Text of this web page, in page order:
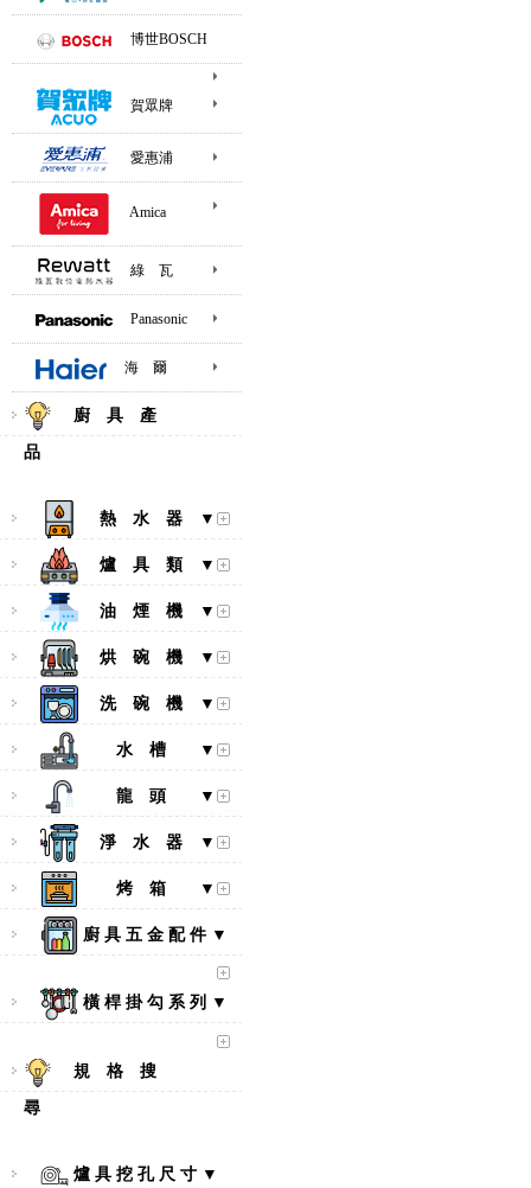
博世BOSCH
賀眾牌
愛惠浦
Amica
綠 瓦
Panasonic
海 爾
廚 具 產
品
熱 水 器 ▼
爐 具 類 ▼
油 煙 機 ▼
烘 碗 機 ▼
洗 碗 機 ▼
水 槽 ▼
龍 頭 ▼
淨 水 器 ▼
烤 箱 ▼
廚 具 五 金 配 件 ▼
橫 桿 掛 勾 系 列 ▼
規 格 搜
尋
爐 具 挖 孔 尺 寸 ▼
【林內Rinnai】 RB-L2600S(A)
口爐